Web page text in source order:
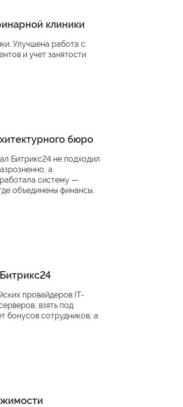
клиники
Улучшена работа с
и учет занятости
бюро
Битрикс24 не подходил
а
систему —
объединены финансы,
провайдеров IT-
взять под
бонусов сотрудников, а